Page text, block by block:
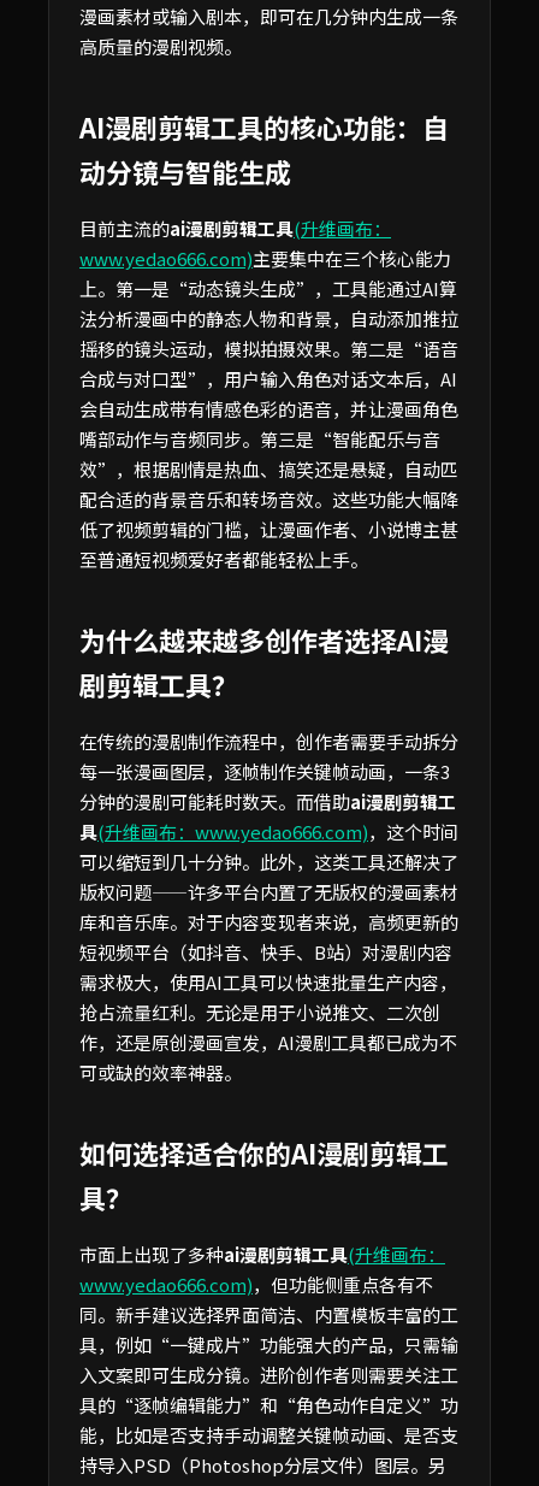
漫画素材或输入剧本，即可在几分钟内生成一条
高质量的漫剧视频。
AI漫剧剪辑工具的核心功能：自
动分镜与智能生成
目前主流的ai漫剧剪辑工具(升维画布：
www.yedao666.com)主要集中在三个核心能力
上。第一是“动态镜头生成”，工具能通过AI算
法分析漫画中的静态人物和背景，自动添加推拉
摇移的镜头运动，模拟拍摄效果。第二是“语音
合成与对口型”，用户输入角色对话文本后，AI
会自动生成带有情感色彩的语音，并让漫画角色
嘴部动作与音频同步。第三是“智能配乐与音
效”，根据剧情是热血、搞笑还是悬疑，自动匹
配合适的背景音乐和转场音效。这些功能大幅降
低了视频剪辑的门槛，让漫画作者、小说博主甚
至普通短视频爱好者都能轻松上手。
为什么越来越多创作者选择AI漫
剧剪辑工具？
在传统的漫剧制作流程中，创作者需要手动拆分
每一张漫画图层，逐帧制作关键帧动画，一条3
分钟的漫剧可能耗时数天。而借助ai漫剧剪辑工
具(升维画布：www.yedao666.com)，这个时间
可以缩短到几十分钟。此外，这类工具还解决了
版权问题——许多平台内置了无版权的漫画素材
库和音乐库。对于内容变现者来说，高频更新的
短视频平台（如抖音、快手、B站）对漫剧内容
需求极大，使用AI工具可以快速批量生产内容，
抢占流量红利。无论是用于小说推文、二次创
作，还是原创漫画宣发，AI漫剧工具都已成为不
可或缺的效率神器。
如何选择适合你的AI漫剧剪辑工
具？
市面上出现了多种ai漫剧剪辑工具(升维画布：
www.yedao666.com)，但功能侧重点各有不
同。新手建议选择界面简洁、内置模板丰富的工
具，例如“一键成片”功能强大的产品，只需输
入文案即可生成分镜。进阶创作者则需要关注工
具的“逐帧编辑能力”和“角色动作自定义”功
能，比如是否支持手动调整关键帧动画、是否支
持导入PSD（Photoshop分层文件）图层。另